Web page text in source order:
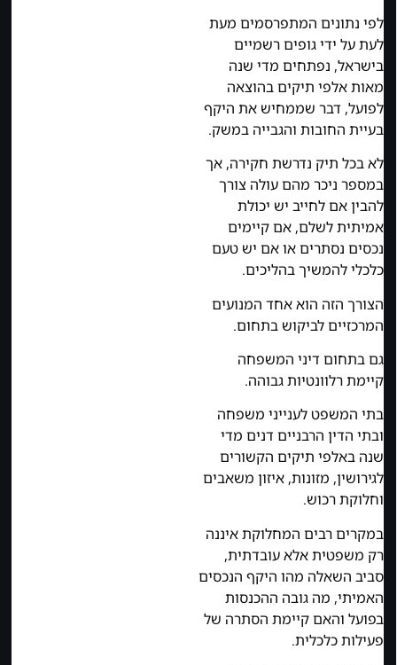
לפי נתונים המתפרסמים מעת
לעת על ידי גופים רשמיים
בישראל, נפתחים מדי שנה
מאות אלפי תיקים בהוצאה
לפועל, דבר שממחיש את היקף
בעיית החובות והגבייה במשק.
לא בכל תיק נדרשת חקירה, אך
במספר ניכר מהם עולה צורך
להבין אם לחייב יש יכולת
אמיתית לשלם, אם קיימים
נכסים נסתרים או אם יש טעם
כלכלי להמשיך בהליכים.
הצורך הזה הוא אחד המנועים
המרכזיים לביקוש בתחום.
גם בתחום דיני המשפחה
קיימת רלוונטיות גבוהה.
בתי המשפט לענייני משפחה
ובתי הדין הרבניים דנים מדי
שנה באלפי תיקים הקשורים
לגירושין, מזונות, איזון משאבים
וחלוקת רכוש.
במקרים רבים המחלוקת איננה
רק משפטית אלא עובדתית,
סביב השאלה מהו היקף הנכסים
האמיתי, מה גובה ההכנסות
בפועל והאם קיימת הסתרה של
פעילות כלכלית.